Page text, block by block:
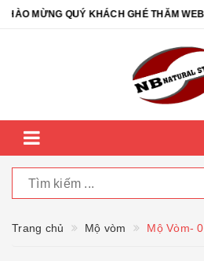
MỪNG QUÝ KHÁCH GHÉ THĂM
Trang chủ Mộ vòm Mộ Vòm-